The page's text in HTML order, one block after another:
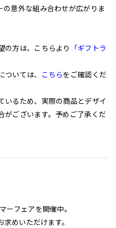
の意外な組み合わせが広がりま
の方は、こちらより
「ギフトラ
いては、
こちらをご確認くだ
るため、実際の商品とデザイ
がございます。予めご了承くだ
ーフェアを開催中。
めいただけます。